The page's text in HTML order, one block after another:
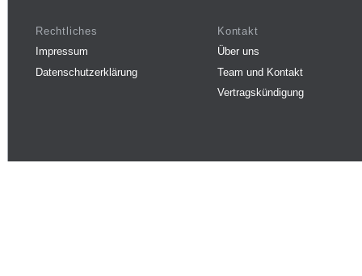
Rechtliches
Impressum
Datenschutzerklärung
Kontakt
Über uns
Team und Kontakt
Vertragskündigung